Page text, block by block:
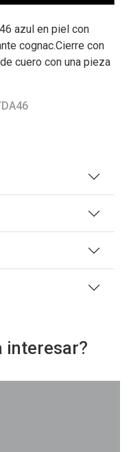
azul en piel con
cognac.Cierre con
cuero con una pieza
interesar?